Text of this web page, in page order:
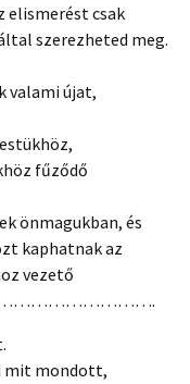
elismerést csak
szerezheted meg.
valami újat,
fűződő
önmagukban, és
kaphatnak az
vezető
mit mondott,